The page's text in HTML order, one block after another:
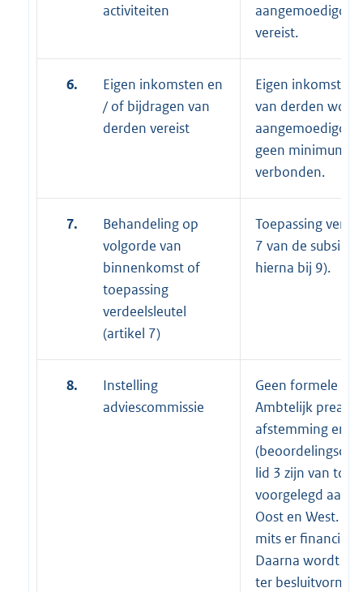
activiteiten
aangemoedigd
vereist.
6.
Eigen inkomsten en
/ of bijdragen van
derden vereist
Eigen inkomsten
van derden
aangemoedigd
geen
verbonden.
7.
Behandeling op
volgorde van
binnenkomst of
toepassing
verdeelsleutel
(artikel 7)
Toepassing
7 van de
hierna bij 9).
8.
Instelling
adviescommissie
Geen formele
Ambtelijk
afstemming en
lid 3 zijn van
voorgelegd aan
Oost en West.
mits er financiële
Daarna wordt
ter